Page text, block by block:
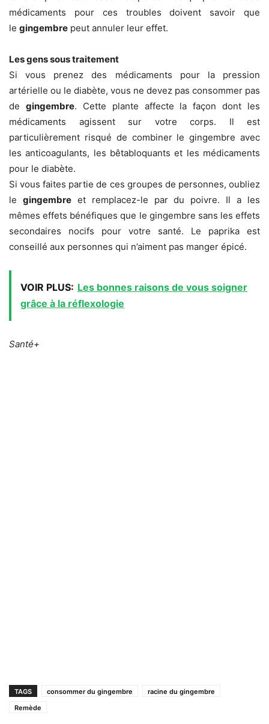
médicaments pour ces troubles doivent savoir que
le gingembre peut annuler leur effet.
Les gens sous traitement
Si vous prenez des médicaments pour la pression
artérielle ou le diabète, vous ne devez pas consommer pas
de gingembre. Cette plante affecte la façon dont les
médicaments agissent sur ​​votre corps. Il est
particulièrement risqué de combiner le gingembre avec
les anticoagulants, les bêtabloquants et les médicaments
pour le diabète.
Si vous faites partie de ces groupes de personnes, oubliez
le gingembreet remplacez-le par du poivre. Il a les
mêmes effets bénéfiques que le gingembre sans les effets
secondaires nocifs pour votre santé. Le paprika est
conseillé aux personnes qui n’aiment pas manger épicé.
VOIR PLUS: Les bonnes raisons de vous soigner
grâce à la réflexologie
Santé+
TAGS consommer du gingembre
racine du gingembre
Remède